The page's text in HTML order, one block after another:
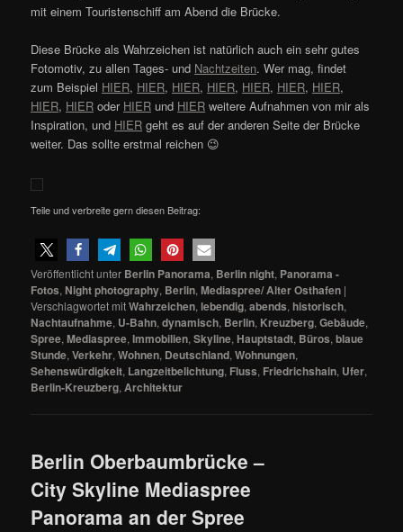
mit einem Touristenschiff am Abend die Brücke.
Diese Brücke als Wahrzeichen ist natürlich auch ein sehr gutes
Fotomotiv, zu allen Tages- und Nachtzeiten. Wer mag, findet
zum Beispiel HIER, HIER, HIER, HIER, HIER, HIER, HIER,
HIER, HIER oder HIER und HIER weitere Aufnahmen von mir als
Inspiration, und HIER geht es auf der anderen Seite der Brücke
weiter. Das sollte erstmal reichen 😉
Teile und verbreite gern diesen Beitrag:
Veröffentlicht unter Berlin Panorama, Berlin night, Panorama -
Fotos, Night photography, Berlin,Mediaspree/ Alter Osthafen |
Verschlagwortet mitWahrzeichen,lebendig,abends,historisch,
Nachtaufnahme, U-Bahn,dynamisch, Berlin, Kreuzberg,Gebäude,
Spree,Mediaspree,Immobilien,Skyline, Hauptstadt, Büros,blaue
Stunde,Verkehr,Wohnen, Deutschland,Wohnungen,
Sehenswürdigkeit, Langzeitbelichtung, Fluss, Friedrichshain, Ufer,
Berlin-Kreuzberg, Architektur
Berlin Oberbaumbrücke –
City Skyline Mediaspree
Panorama an der Spree